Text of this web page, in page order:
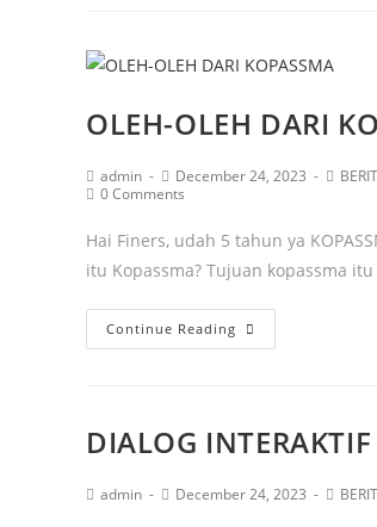
OLEH-OLEH DARI
admin December 24, 2023
0 Comments
Hai Finers, udah 5 tahun ya
itu Kopassma? Tujuan kopassma
Continue Reading
DIALOG
admin December 24, 2023